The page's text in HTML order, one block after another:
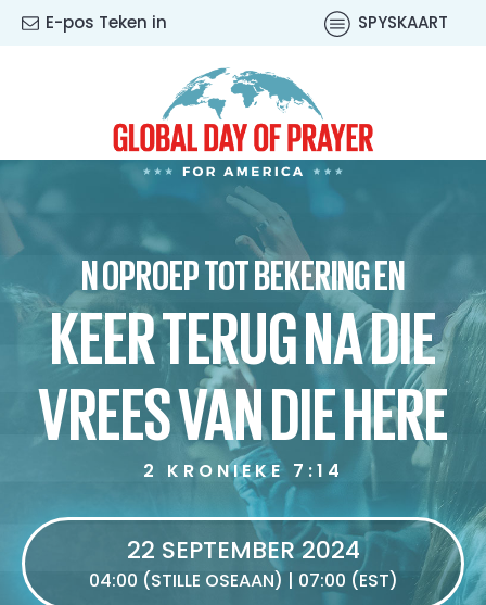
E-pos Teken in SPYSKAART
N OPROEP TOT BEKERING EN
KEER TERUG NA DIE
VREES VAN DIE HERE
2 KRONIEKE 7:14
22 SEPTEMBER 2024
04:00 (STILLE OSEAAN) | 07:00 (EST)